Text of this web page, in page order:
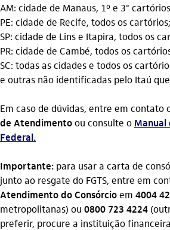
AM: cidade de Manaus, 1º e 3°
PE: cidade de Recife, todos os cartórios;
SP: cidade de Lins e Itapira, todos os
PR: cidade de Cambé, todos os
SC: todas as cidades e todos os
e outras não identificadas pelo Itaú
Em caso de dúvidas, entre em contato
de Atendimentoou consulte o Manual
Federal.
Importante: para usar a carta de
junto ao resgate do FGTS, entre em
Atendimento do Consórcioem 4004
metropolitanas) ou 0800 723 4224
preferir, procure a instituição